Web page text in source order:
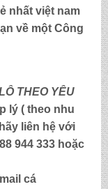
nhất việt nam
về một Công
THEO YÊU
lý ( theo nhu
liên hệ với
944 333hoặc
cá